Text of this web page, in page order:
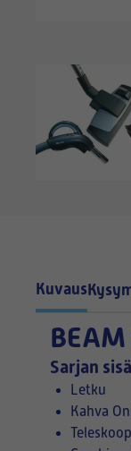
Kuvaus
Sarjan
Letku
Kahva